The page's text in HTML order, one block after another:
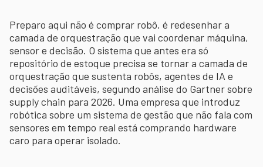
Preparo aqui não é comprar robô, é redesenhar a
camada de orquestração que vai coordenar máquina,
sensor e decisão. O sistema que antes era só
repositório de estoque precisa se tornar a camada de
orquestração que sustenta robôs, agentes de IA e
decisões auditáveis, segundo análise do Gartner sobre
supply chain para 2026. Uma empresa que introduz
robótica sobre um sistema de gestão que não fala com
sensores em tempo real está comprando hardware
caro para operar isolado.